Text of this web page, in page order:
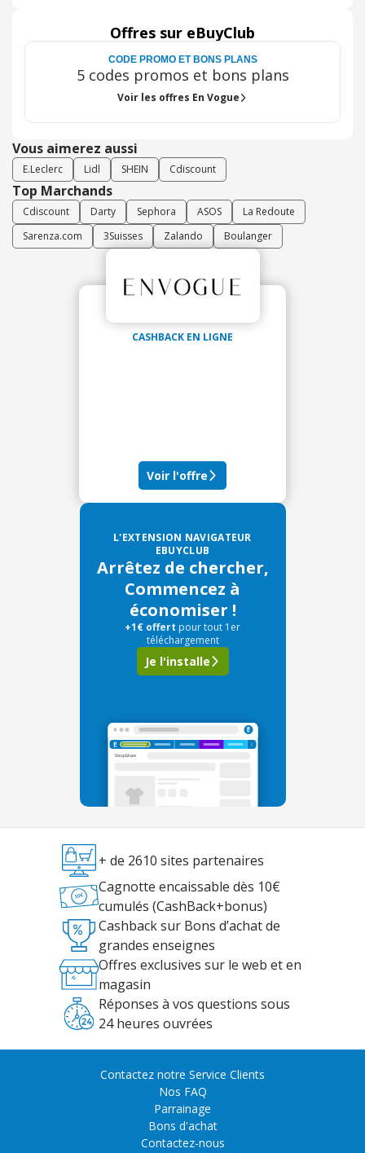
pourrais recommander et parler de ce site à mes amis,
collègues et famille sans soucis. . Une expérience ne fait
pas l'autre et un litige résolu ca arrive
Offres sur eBuyClub
CODE PROMO ET BONS PLANS
5 codes promos et bons plans
Voir les offres En Vogue
Vous aimerez aussi
E.Leclerc Lidl SHEIN Cdiscount
Top Marchands
Cdiscount Darty Sephora ASOS
La Redoute
Sarenza.com
3Suisses Zalando Boulanger
CASHBACK EN LIGNE
Voir l'offre
L'EXTENSION NAVIGATEUR
EBUYCLUB
Arrêtez de chercher,
Commencez à
économiser !
+1€ offert pour tout 1er
téléchargement
Je l'installe
+ de 2610 sites partenaires
Cagnotte encaissable dès 10€
cumulés (CashBack+bonus)
Cashback sur Bons d’achat de
grandes enseignes
Offres exclusives sur le web et en
magasin
Réponses à vos questions sous
24 heures ouvrées
Contactez notre Service Clients
Nos FAQ
Parrainage
Bons d'achat
Contactez-nous